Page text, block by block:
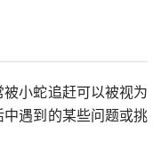
小蛇追赶可以被视为
遇到的某些问题或挑